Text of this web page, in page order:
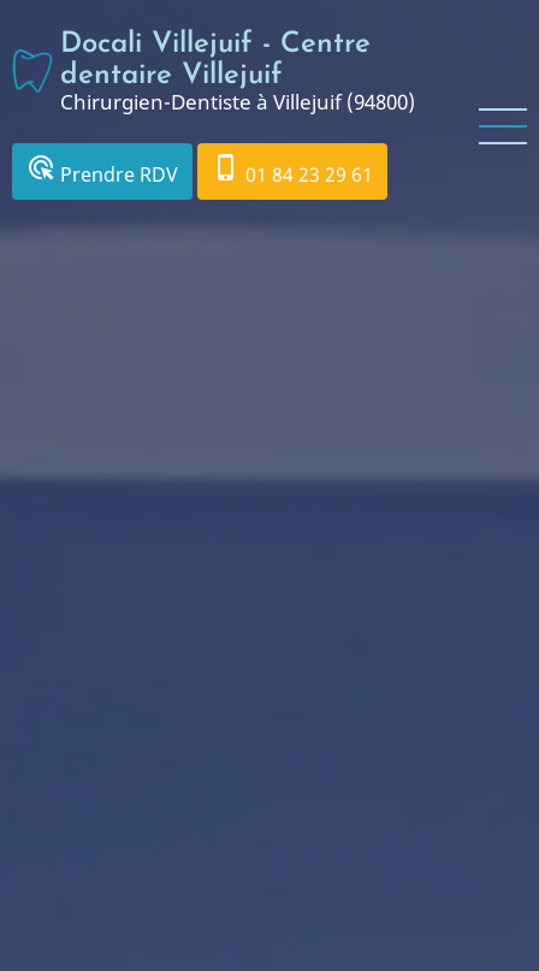
au
contenu
principal
Docali Villejuif - Centre
dentaire Villejuif
Chirurgien-Dentiste à Villejuif (94800)
ads_click Prendre RDV phone_iphone 01 84 23 29 61